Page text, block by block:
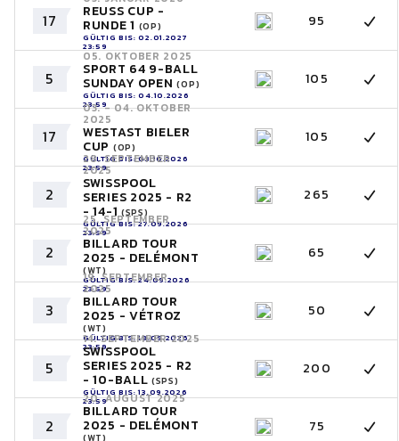
17 REUSS CUP -
RUNDE 1 (OP)
GÜLTIG BIS: 02.01.2027
23:59
95
5
05. OKTOBER 2025
SPORT 64 9-BALL
SUNDAY OPEN(OP)
GÜLTIG BIS: 04.10.2026
23:59
105
17
03. - 04. OKTOBER
2025
WESTAST BIELER
CUP (OP)
GÜLTIG BIS: 03.10.2026
23:59
105
2
28. SEPTEMBER
2025
SWISSPOOL
SERIES 2025 - R2
- 14-1(SPS)
GÜLTIG BIS: 27.09.2026
23:59
265
2
25. SEPTEMBER
2025
BILLARD TOUR
2025 - DELÉMONT
(WT)
GÜLTIG BIS: 24.09.2026
23:59
65
3
19. SEPTEMBER
2025
BILLARD TOUR
2025 - VÉTROZ
(WT)
GÜLTIG BIS: 18.09.2026
23:59
50
5
14. SEPTEMBER 2025
SWISSPOOL
SERIES 2025 - R2
- 10-BALL (SPS)
GÜLTIG BIS: 13.09.2026
23:59
200
2
20. AUGUST 2025
BILLARD TOUR
2025 - DELÉMONT
(WT)
75